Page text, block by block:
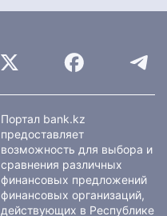
Портал bank.kz
предоставляет
возможность для выбора и
сравнения различных
финансовых предложений
финансовых организаций,
действующих в Республике